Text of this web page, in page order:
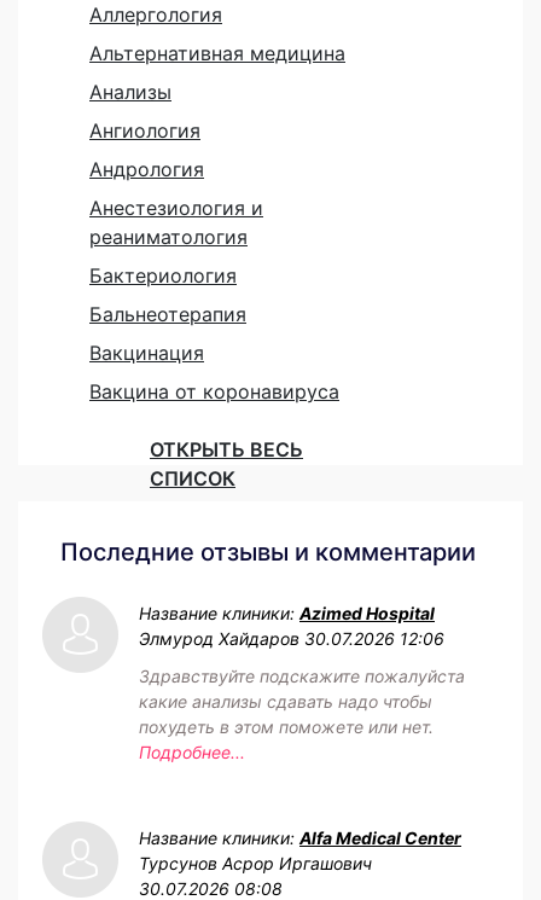
Аллергология
Альтернативная медицина
Анализы
Ангиология
Андрология
Анестезиология и
реаниматология
Бактериология
Бальнеотерапия
Вакцинация
Вакцина от коронавируса
ОТКРЫТЬ ВЕСЬ
СПИСОК
Последние отзывы и комментарии
Название клиники: Azimed Hospital
Элмурод Хайдаров 30.07.2026 12:06
Здравствуйте подскажите пожалуйста
какие анализы сдавать надо чтобы
похудеть в этом поможете или нет.
Подробнее...
Название клиники: Alfa Medical Center
Турсунов Асрор Иргашович
30.07.2026 08:08